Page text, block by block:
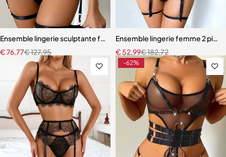
Ensemble lingerie sculptante femme – Dentelle raffinée avec
€127,95
€76,77
Ensemble lingerie femme 2
€182,72
€ 52,99
-62%